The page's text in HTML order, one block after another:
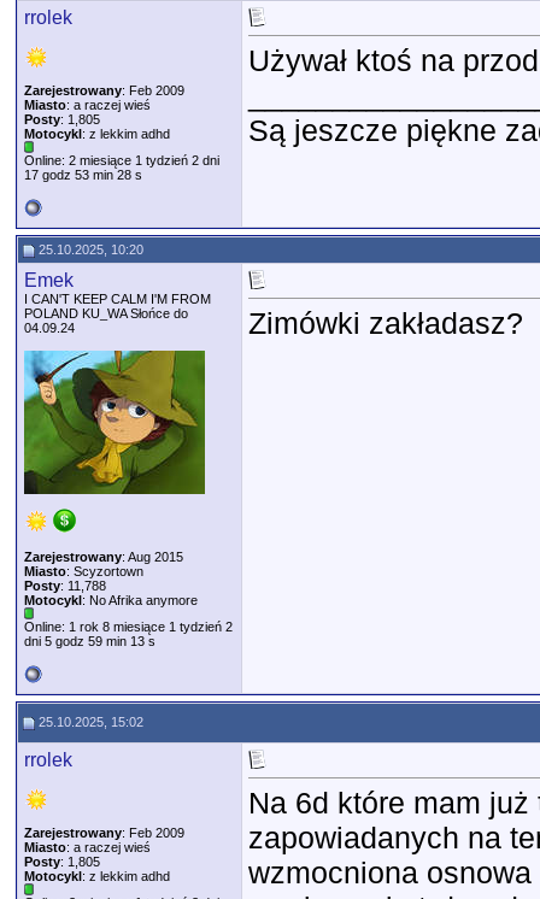
rrolek
Zarejestrowany: Feb 2009
Miasto: a raczej wieś
Posty: 1,805
Motocykl: z lekkim adhd
Online: 2 miesiące 1 tydzień 2 dni
17 godz 53 min 28 s
Używał ktoś na
Są jeszcze piękne
25.10.2025, 10:20
Emek
I CAN'T KEEP CALM I'M FROM
POLAND KU_WA Słońce do
04.09.24
Zarejestrowany: Aug 2015
Miasto: Scyzortown
Posty: 11,788
Motocykl: No Afrika anymore
Online: 1 rok 8 miesiące 1 tydzień 2
dni 5 godz 59 min 13 s
Zimówki zakładasz?
25.10.2025, 15:02
rrolek
Zarejestrowany: Feb 2009
Miasto: a raczej wieś
Posty: 1,805
Motocykl: z lekkim adhd
Na 6d które mam
zapowiadanych na
wzmocniona